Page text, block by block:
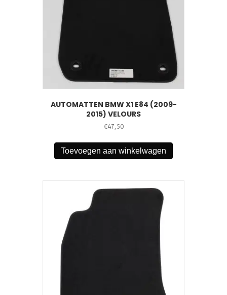
AUTOMATTEN BMW X1 E84 (2009-
2015) VELOURS
€47,50
Toevoegen aan winkelwagen